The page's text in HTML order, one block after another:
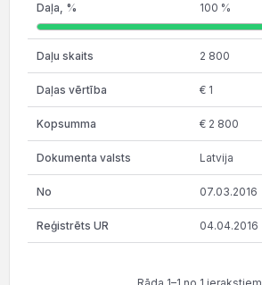
100 %
2 800
€ 1
€ 2 800
Latvija
07.03.2016
04.04.2016